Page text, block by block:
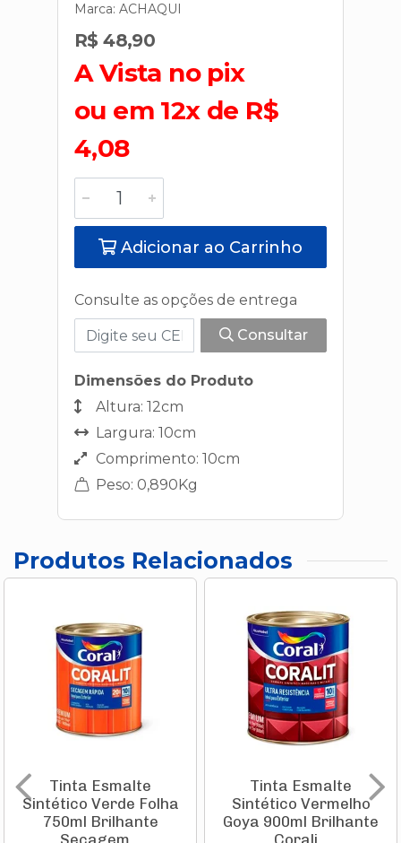
Marca: ACHAQUI
R$ 48,90
A Vista no pix
ou em 12x de R$
4,08
Adicionar ao Carrinho
Consulte as opções de entrega
Consultar
Dimensões do Produto
Altura: 12cm
Largura: 10cm
Comprimento: 10cm
Peso: 0,890Kg
Produtos Relacionados
Tinta Esmalte
Sintético Verde Folha
750ml Brilhante
Tinta Esmalte
Sintético Vermelho
Goya 900ml Brilhante